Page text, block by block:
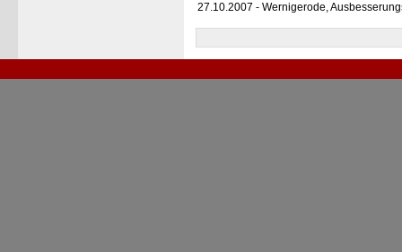
27.10.2007 - Wernigerode,